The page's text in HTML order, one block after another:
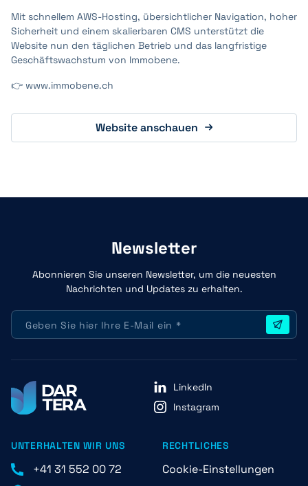
Mit schnellem AWS-Hosting, übersichtlicher Navigation, hoher
Sicherheit und einem skalierbaren CMS unterstützt die
Website nun den täglichen Betrieb und das langfristige
Geschäftswachstum von Immobene.
👉 www.immobene.ch
Website anschauen
Newsletter
Abonnieren Sie unseren Newsletter, um die neuesten
Nachrichten und Updates zu erhalten.
LinkedIn
Instagram
UNTERHALTEN WIR UNS
+41 31 552 00 72
RECHTLICHES
Cookie-Einstellungen